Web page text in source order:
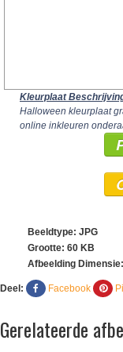
Kleurplaat
Halloween kleurplaat
online inkleuren
Beeldtype: JPG
Grootte: 60 KB
Afbeelding Dimensie:
Deel: Facebook
Gerelateerde